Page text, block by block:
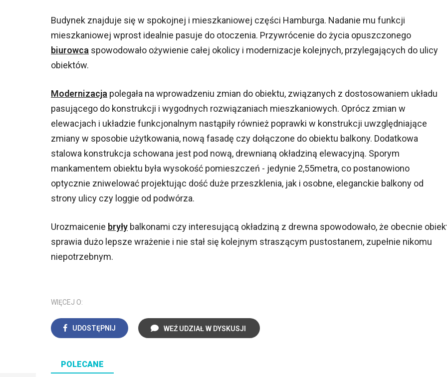
Budynek znajduje się w spokojnej i mieszkaniowej części Hamburga. Nadanie mu funkcji
mieszkaniowej wprost idealnie pasuje do otoczenia. Przywrócenie do życia opuszczonego
biurowca spowodowało ożywienie całej okolicy i modernizacje kolejnych, przylegających do ulicy
obiektów.
Modernizacja polegała na wprowadzeniu zmian do obiektu, związanych z dostosowaniem układu
pasującego do konstrukcji i wygodnych rozwiązaniach mieszkaniowych. Oprócz zmian w
elewacjach i układzie funkcjonalnym nastąpiły również poprawki w konstrukcji uwzględniające
zmiany w sposobie użytkowania, nową fasadę czy dołączone do obiektu balkony. Dodatkowa
stalowa konstrukcja schowana jest pod nową, drewnianą okładziną elewacyjną. Sporym
mankamentem obiektu była wysokość pomieszczeń - jedynie 2,55metra, co postanowiono
optycznie zniwelować projektując dość duże przeszklenia, jak i osobne, eleganckie balkony od
strony ulicy czy loggie od podwórza.
Urozmaicenie bryły balkonami czy interesującą okładziną z drewna spowodowało, że obecnie
sprawia dużo lepsze wrażenie i nie stał się kolejnym straszącym pustostanem, zupełnie nikomu
niepotrzebnym.
WIĘCEJ O:
UDOSTĘPNIJ WEŹ UDZIAŁ W DYSKUSJI
POLECANE